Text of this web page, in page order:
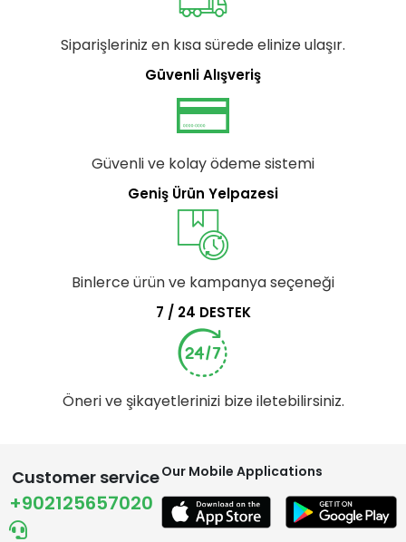
Siparişleriniz en kısa sürede elinize ulaşır.
Güvenli Alışveriş
Güvenli ve kolay ödeme sistemi
Geniş Ürün Yelpazesi
Binlerce ürün ve kampanya seçeneği
7 / 24 DESTEK
Öneri ve şikayetlerinizi bize iletebilirsiniz.
Customer service
+902125657020
Our Mobile Applications